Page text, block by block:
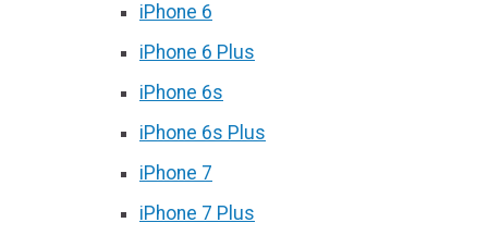
iPhone 6
iPhone 6 Plus
iPhone 6s
iPhone 6s Plus
iPhone 7
iPhone 7 Plus